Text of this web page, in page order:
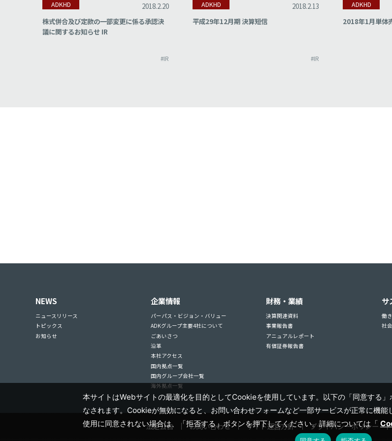
ADKHD
2018.2.20
株式併合及び定款の一部変更に係る承認決
議に関するお知らせ IR
#IR
ADKHD
2018.2.13
平成29年12月期 決算短信
#IR
ADKHD
2018年1月単体
NEWS
ニュースリリース
トピックス
お知らせ
企業情報
パーパス・ビジョン・バリュー
ADKグループ主要4社について
ごあいさつ
沿革
本社アクセス
国内拠点一覧
国内グループ会社一覧
海外拠点一覧
財務・業績
決算関連資料
事業報告書
アニュアルレポート
有価証券報告書
サ
働
社
法定公告 お問い合わせ サイト運営方針 プライバシーポリシー
本サイトはWebサイトの最適化を目的としてCookieを使用しています。以下の「同意する
なされます。Cookieが無効になると、お問い合わせフォームなど一部サービスが正常に機
使用に同意されない場合は、「拒否する」ボタンを押下してください。詳細については「